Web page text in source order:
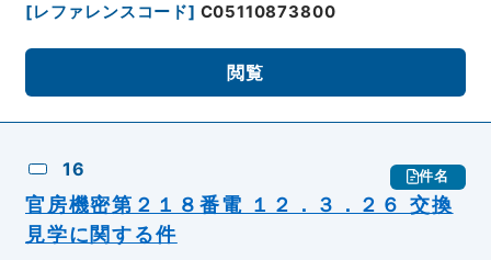
[レファレンスコード] C05110873800
閲覧
16 件名
官房機密第２１８番電 １２．３．２６ 交換
見学に関する件